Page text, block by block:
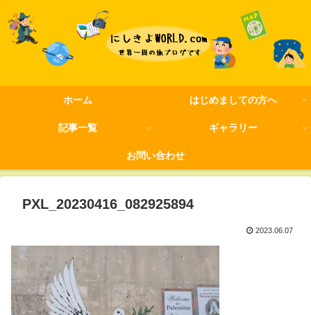
ホーム はじめましての方へ
記事一覧 ギャラリー
お問い合わせ
PXL_20230416_082925894
2023.06.07